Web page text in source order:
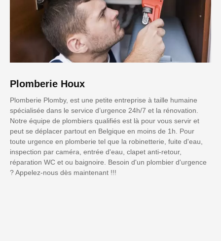
Plomberie Houx
Plomberie Plomby, est une petite entreprise à taille humaine
spécialisée dans le service d’urgence 24h/7 et la rénovation.
Notre équipe de plombiers qualifiés est là pour vous servir et
peut se déplacer partout en Belgique en moins de 1h. Pour
toute urgence en plomberie tel que la robinetterie, fuite d'eau,
inspection par caméra, entrée d'eau, clapet anti-retour,
réparation WC et ou baignoire. Besoin d'un plombier d'urgence
? Appelez-nous dès maintenant !!!